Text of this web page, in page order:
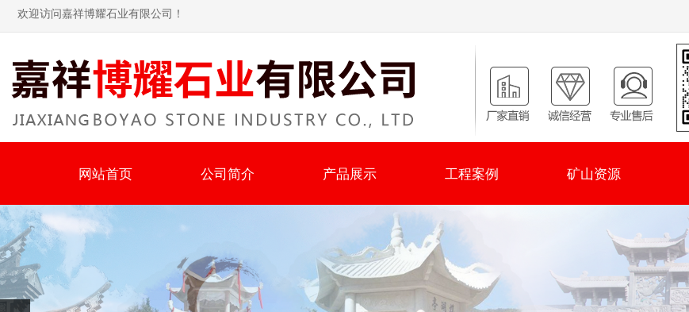
欢迎访问嘉祥博耀石业有限公司！
网站首页 公司简介 产品展示 工程案例 矿山资源